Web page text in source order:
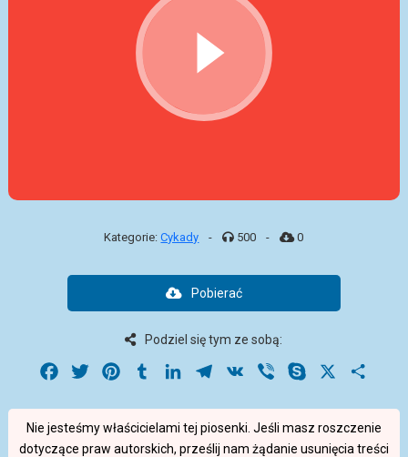
Kategorie:Cykady - 500 - 0
Pobierać
Podziel się tym ze sobą:
Facebook
Twitter PinterestTumblrLinkedInTelegram
VK Viber Skype
Nie jesteśmy właścicielami tej piosenki. Jeśli masz roszczenie
dotyczące praw autorskich, prześlij nam żądanie usunięcia treści